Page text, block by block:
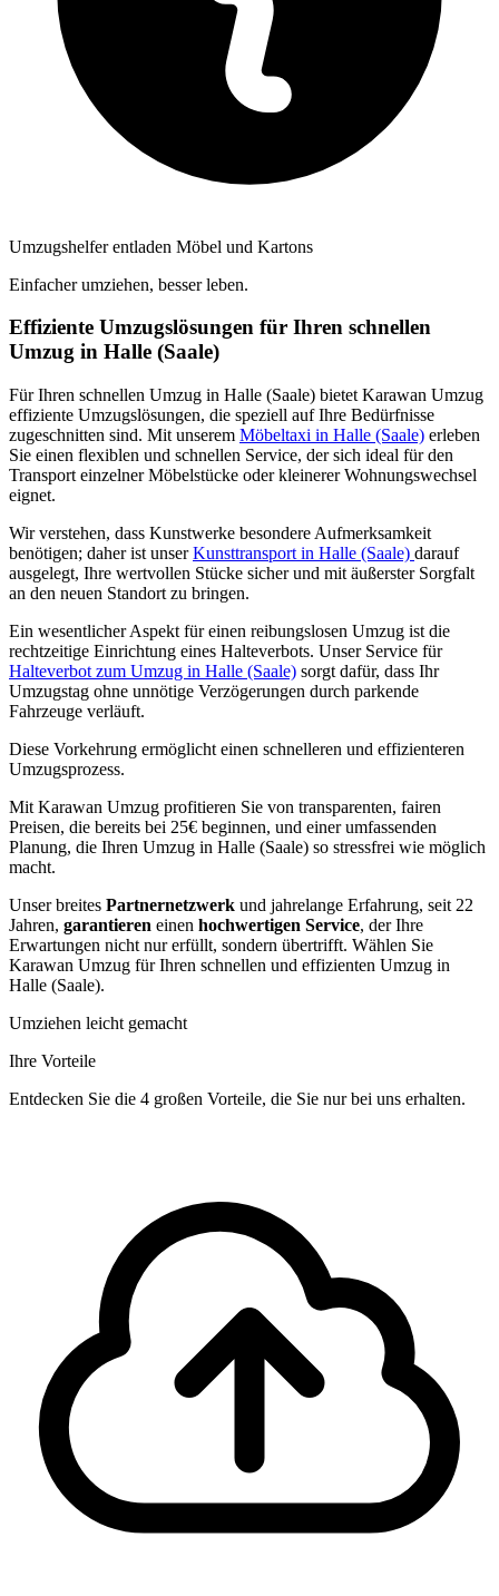
Umzugshelfer entladen Möbel und Kartons
Einfacher umziehen, besser leben.
Effiziente Umzugslösungen für Ihren schnellen
Umzug in Halle (Saale)
Für Ihren schnellen Umzug in Halle (Saale) bietet Karawan Umzug
effiziente Umzugslösungen, die speziell auf Ihre Bedürfnisse
zugeschnitten sind. Mit unserem Möbeltaxi in Halle (Saale) erleben
Sie einen flexiblen und schnellen Service, der sich ideal für den
Transport einzelner Möbelstücke oder kleinerer Wohnungswechsel
eignet.
Wir verstehen, dass Kunstwerke besondere Aufmerksamkeit
benötigen; daher ist unserKunsttransport in Halle (Saale) darauf
ausgelegt, Ihre wertvollen Stücke sicher und mit äußerster Sorgfalt
an den neuen Standort zu bringen.
Ein wesentlicher Aspekt für einen reibungslosen Umzug ist die
rechtzeitige Einrichtung eines Halteverbots. Unser Service für
Halteverbot zum Umzug in Halle (Saale) sorgt dafür, dass Ihr
Umzugstag ohne unnötige Verzögerungen durch parkende
Fahrzeuge verläuft.
Diese Vorkehrung ermöglicht einen schnelleren und effizienteren
Umzugsprozess.
Mit Karawan Umzug profitieren Sie von transparenten, fairen
Preisen, die bereits bei 25€ beginnen, und einer umfassenden
Planung, die Ihren Umzug in Halle (Saale) so stressfrei wie möglich
macht.
Unser breites Partnernetzwerk und jahrelange Erfahrung, seit 22
Jahren, garantieren einen hochwertigen Service, der Ihre
Erwartungen nicht nur erfüllt, sondern übertrifft. Wählen Sie
Karawan Umzug für Ihren schnellen und effizienten Umzug in
Halle (Saale).
Umziehen leicht gemacht
Ihre Vorteile
Entdecken Sie die 4 großen Vorteile, die Sie nur bei uns erhalten.